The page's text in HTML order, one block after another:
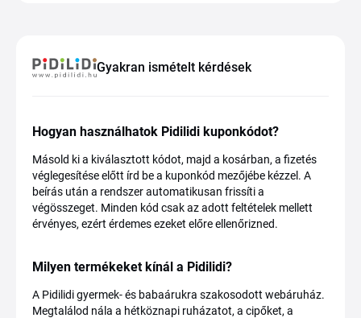
Gyakran ismételt kérdések
Hogyan használhatok Pidilidi kuponkódot?
Másold ki a kiválasztott kódot, majd a kosárban, a fizetés
véglegesítése előtt írd be a kuponkód mezőjébe kézzel. A
beírás után a rendszer automatikusan frissíti a
végösszeget. Minden kód csak az adott feltételek mellett
érvényes, ezért érdemes ezeket előre ellenőrizned.
Milyen termékeket kínál a Pidilidi?
A Pidilidi gyermek- és babaárukra szakosodott webáruház.
Megtalálod nála a hétköznapi ruházatot, a cipőket, a